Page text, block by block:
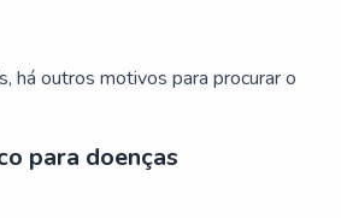
há outros motivos para procurar o
para doenças